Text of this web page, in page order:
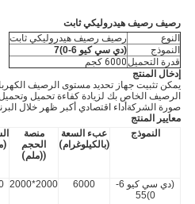
رصيف رصيف هيدروليكي ثابت
النوع
رصيف رصيف هيدروليكي ثابت
النموذج
(دي سي كيو 6-0)7
قدرة التحميل6000 كجم
إدخال المنتج
يمكن تثبيت جهاز تحديد مستوى الرصيف
الرصيف الخاص بك لزيادة كفاءة تحميل
صورة الشركةأداء اقتصادي أكبر ظهر خلال
معايير المنتج
النموذج
عبء السعة
(بالكيلوغرام)
منصة
الحجم
((ملم)
(دي سي كيو 6-
0)55
6000
2000*2000